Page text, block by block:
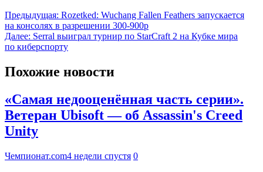
Предыдущая: Rozetked: Wuchang Fallen Feathers запускается
на консолях в разрешении 300-900p
Далее: Serral выиграл турнир по StarCraft 2 на Кубке мира
по киберспорту
Похожие новости
«Самая недооценённая часть серии».
Ветеран Ubisoft — об Assassin's Creed
Unity
Чемпионат.com4 недели спустя 0